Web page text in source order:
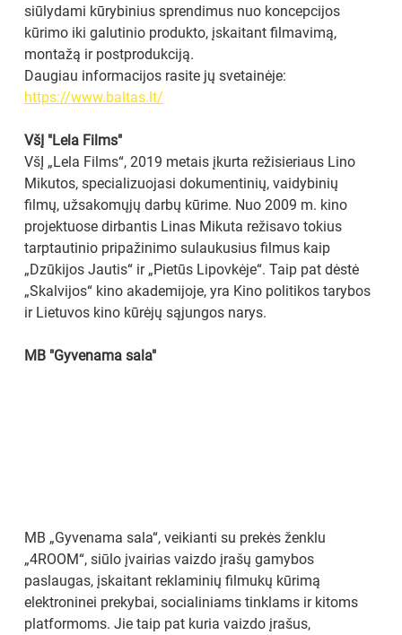
siūlydami kūrybinius sprendimus nuo koncepcijos
kūrimo iki galutinio produkto, įskaitant filmavimą,
montažą ir postprodukciją.
Daugiau informacijos rasite jų svetainėje:
https://www.baltas.lt/
VšĮ "Lela Films"
VšĮ „Lela Films“, 2019 metais įkurta režisieriaus Lino
Mikutos, specializuojasi dokumentinių, vaidybinių
filmų, užsakomųjų darbų kūrime. Nuo 2009 m. kino
projektuose dirbantis Linas Mikuta režisavo tokius
tarptautinio pripažinimo sulaukusius filmus kaip
„Dzūkijos Jautis“ ir „Pietūs Lipovkėje“. Taip pat dėstė
„Skalvijos“ kino akademijoje, yra Kino politikos tarybos
ir Lietuvos kino kūrėjų sąjungos narys.
MB "Gyvenama sala"
MB „Gyvenama sala“, veikianti su prekės ženklu
„4ROOM“, siūlo įvairias vaizdo įrašų gamybos
paslaugas, įskaitant reklaminių filmukų kūrimą
elektroninei prekybai, socialiniams tinklams ir kitoms
platformoms. Jie taip pat kuria vaizdo įrašus,